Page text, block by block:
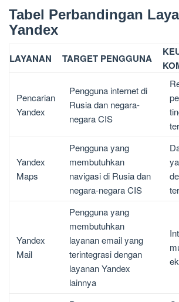
Tabel Perbandingan
Yandex
LAYANAN TARGET PENGGUNA
Pencarian
Yandex
Pengguna internet di
Rusia dan negara-
negara CIS
Yandex
Maps
Pengguna yang
membutuhkan
navigasi di Rusia dan
negara-negara CIS
Yandex
Mail
Pengguna yang
membutuhkan
layanan email yang
terintegrasi dengan
layanan Yandex
lainnya